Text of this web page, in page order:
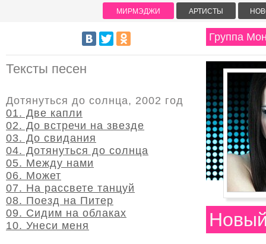
Группа
Тексты песен
Дотянуться до солнца, 2002 год
01. Две капли
02. До встречи на звезде
03. До свидания
04. Дотянуться до солнца
05. Между нами
06. Может
07. На рассвете танцуй
08. Поезд на Питер
09. Сидим на облаках
10. Унеси меня
МИРМЭДЖИ АРТИСТЫ